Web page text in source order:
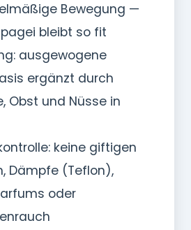
Bewegung —
bleibt so fit
ausgewogene
ergänzt durch
Obst und Nüsse in
keine giftigen
Dämpfe (Teflon),
oder